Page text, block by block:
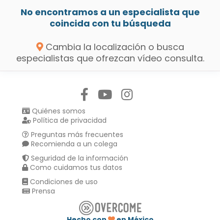
No encontramos a un especialista que
coincida con tu búsqueda
Cambia la localización o busca
especialistas que ofrezcan vídeo consulta.
Quiénes somos
Política de privacidad
Preguntas más frecuentes
Recomienda a un colega
Seguridad de la información
Como cuidamos tus datos
Condiciones de uso
Prensa